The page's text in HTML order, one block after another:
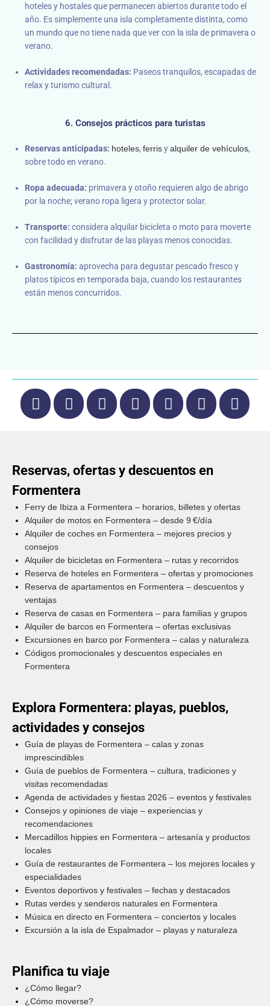
hoteles y hostales que permanecen abiertos durante todo el
año. Es simplemente una isla completamente distinta, como
un mundo que no tiene nada que ver con la isla de primavera o
verano.
Actividades recomendadas: Paseos tranquilos, escapadas de
relax y turismo cultural.
6. Consejos prácticos para turistas
Reservas anticipadas: hoteles, ferrisyalquiler de vehículos,
sobre todo en verano.
Ropa adecuada: primavera y otoño requieren algo de abrigo
por la noche; verano ropa ligera y protector solar.
Transporte: considera alquilar bicicleta o moto para moverte
con facilidad y disfrutar de las playas menos conocidas.
Gastronomía: aprovecha para degustar pescado fresco y
platos típicos en temporada baja, cuando los restaurantes
están menos concurridos.
Reservas, ofertas y descuentos en
Formentera
Ferry de Ibiza a Formentera – horarios, billetes y ofertas
Alquiler de motos en Formentera – desde 9 €/día
Alquiler de coches en Formentera – mejores precios y
consejos
Alquiler de bicicletas en Formentera – rutas y recorridos
Reserva de hoteles en Formentera – ofertas y promociones
Reserva de apartamentos en Formentera – descuentos y
ventajas
Reserva de casas en Formentera – para familias y grupos
Alquiler de barcos en Formentera – ofertas exclusivas
Excursiones en barco por Formentera – calas y naturaleza
Códigos promocionales y descuentos especiales en
Formentera
Explora Formentera: playas, pueblos,
actividades y consejos
Guía de playas de Formentera – calas y zonas
imprescindibles
Guía de pueblos de Formentera – cultura, tradiciones y
visitas recomendadas
Agenda de actividades y fiestas 2026 – eventos y festivales
Consejos y opiniones de viaje – experiencias y
recomendaciones
Mercadillos hippies en Formentera – artesanía y productos
locales
Guía de restaurantes de Formentera – los mejores locales y
especialidades
Eventos deportivos y festivales – fechas y destacados
Rutas verdes y senderos naturales en Formentera
Música en directo en Formentera – conciertos y locales
Excursión a la isla de Espalmador – playas y naturaleza
Planifica tu viaje
¿Cómo llegar?
¿Cómo moverse?